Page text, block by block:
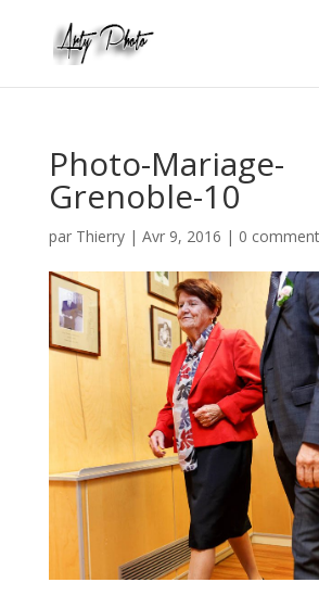
Photo-Mariage-
Grenoble-10
par Thierry| Avr 9, 2016 | 0